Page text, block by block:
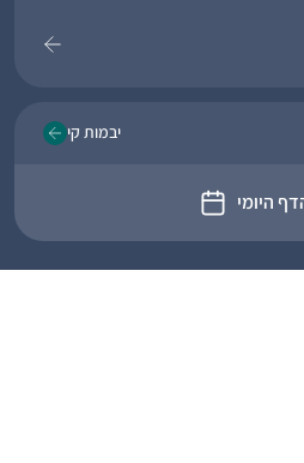
היומי
יבמות קי